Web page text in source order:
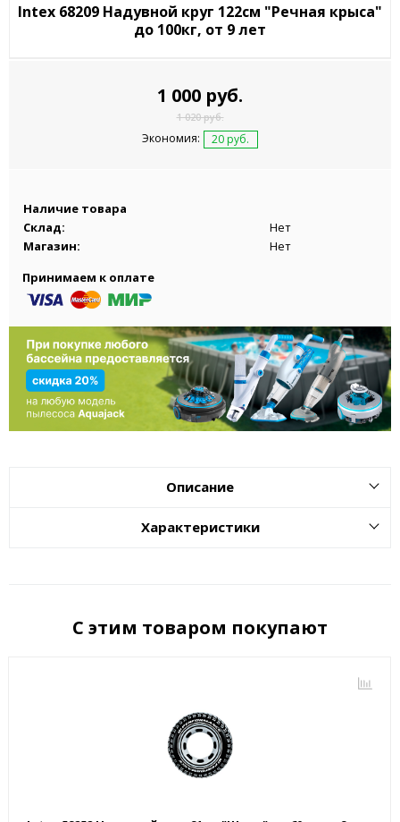
Intex 68209 Надувной круг 122см "Речная крыса"
до 100кг, от 9 лет
1 000 руб.
1 020 руб.
Экономия: 20 руб.
Наличие товара
Склад:
Нет
Магазин:
Нет
Принимаем к оплате
Описание
Характеристики
С этим товаром покупают